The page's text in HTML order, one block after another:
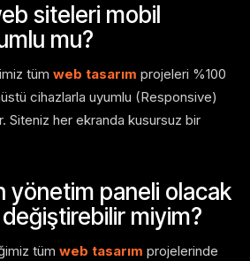
siteleri mobil
mu?
tüm web tasarım projeleri %100
cihazlarla uyumlu (Responsive)
Siteniz her ekranda kusursuz bir
yönetim paneli olacak
değiştirebilir miyim?
tüm web tasarım projelerinde